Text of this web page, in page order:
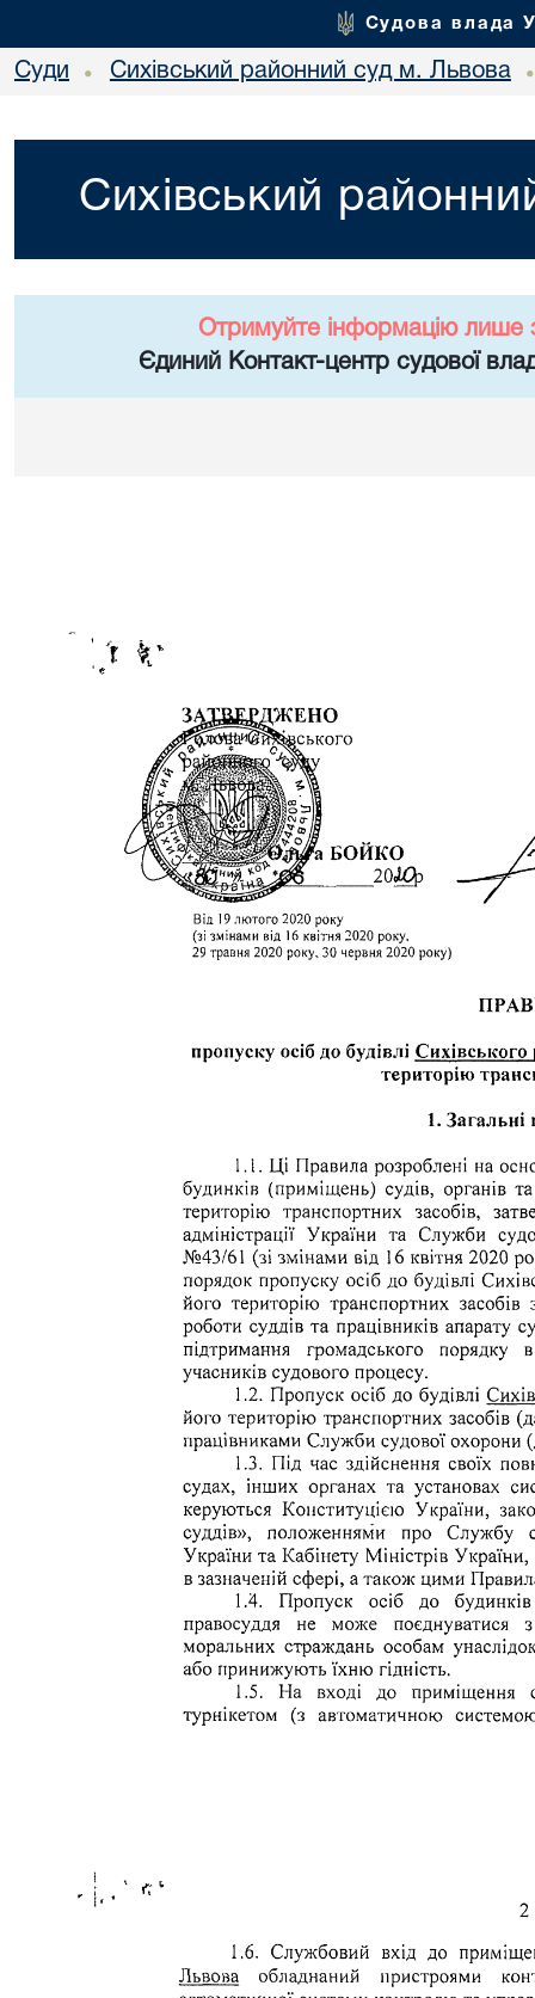
Судова влада
Суди • Сихівський районний суд м. Львова
Сихівський
Отримуйте інформацію лише
Єдиний Контакт-центр судової